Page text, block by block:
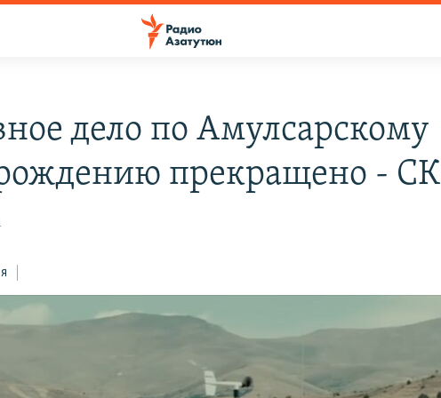
дело по Амулсарскому
прекращено - СК